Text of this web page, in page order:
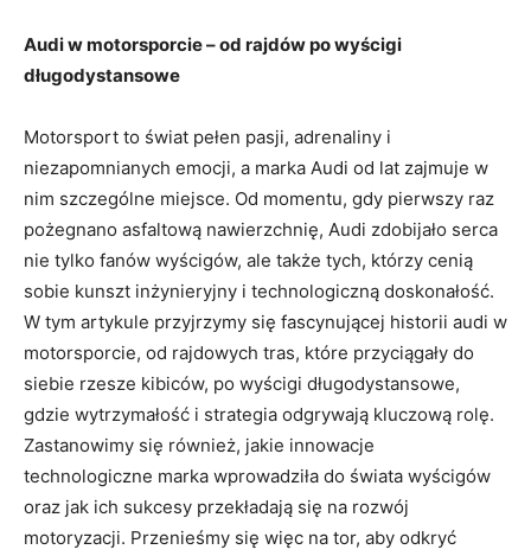
Audi w motorsporcie – od rajdów po wyścigi
długodystansowe
Motorsport to świat pełen pasji, adrenaliny i
niezapomnianych emocji, a marka Audi od lat zajmuje w
nim szczególne miejsce. Od momentu, gdy pierwszy raz
pożegnano asfaltową nawierzchnię, Audi zdobijało serca
nie tylko fanów wyścigów, ale także tych, którzy cenią
sobie kunszt inżynieryjny i technologiczną doskonałość.
W tym artykule przyjrzymy się fascynującej historii audi w
motorsporcie, od rajdowych tras, które przyciągały do
siebie rzesze kibiców, po wyścigi długodystansowe,
gdzie wytrzymałość i strategia odgrywają kluczową rolę.
Zastanowimy się również, jakie innowacje
technologiczne marka wprowadziła do świata wyścigów
oraz jak ich sukcesy przekładają się na rozwój
motoryzacji. Przenieśmy się więc na tor, aby odkryć